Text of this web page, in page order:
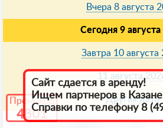
Промокод
4801
Вчера 8 августа
Сегодня 9
Завтра 10 августа
11 августа
Другая дата
Сайт сдается в аренду!
Ищем партнеров в
Справки по телефону 8